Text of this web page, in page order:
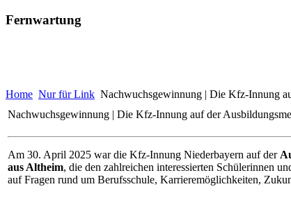
Fernwartung
Home Nur für Link Nachwuchsgewinnung | Die Kfz-Innung
Nachwuchsgewinnung | Die Kfz-Innung auf der
Am 30. April 2025 war die Kfz-Innung Niederbayern auf der
aus Altheim, die den zahlreichen interessierten Schülerinnen
auf Fragen rund um Berufsschule, Karrieremöglichkeiten,